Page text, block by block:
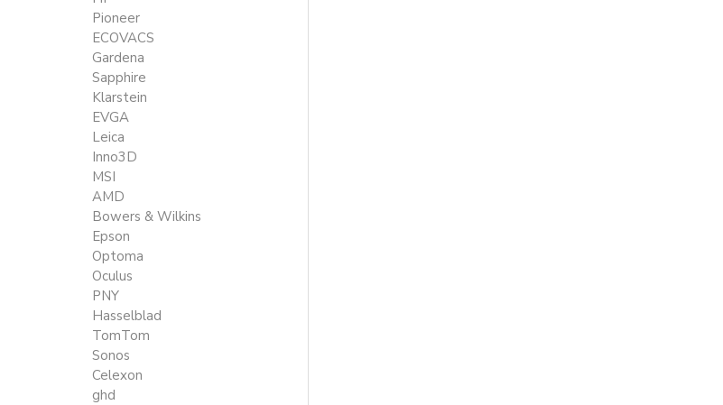
Pioneer
ECOVACS
Gardena
Sapphire
Klarstein
EVGA
Leica
Inno3D
MSI
AMD
Bowers & Wilkins
Epson
Optoma
Oculus
PNY
Hasselblad
TomTom
Sonos
Celexon
ghd